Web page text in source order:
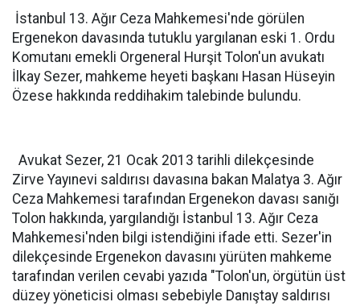
İstanbul 13. Ağır Ceza Mahkemesi'nde görülen
Ergenekon davasında tutuklu yargılanan eski 1. Ordu
Komutanı emekli Orgeneral Hurşit Tolon'un avukatı
İlkay Sezer, mahkeme heyeti başkanı Hasan Hüseyin
Özese hakkında reddihakim talebinde bulundu.
Avukat Sezer, 21 Ocak 2013 tarihli dilekçesinde
Zirve Yayınevi saldırısı davasına bakan Malatya 3. Ağır
Ceza Mahkemesi tarafından Ergenekon davası sanığı
Tolon hakkında, yargılandığı İstanbul 13. Ağır Ceza
Mahkemesi'nden bilgi istendiğini ifade etti. Sezer'in
dilekçesinde Ergenekon davasını yürüten mahkeme
tarafından verilen cevabi yazıda "Tolon'un, örgütün üst
düzey yöneticisi olması sebebiyle Danıştay saldırısı